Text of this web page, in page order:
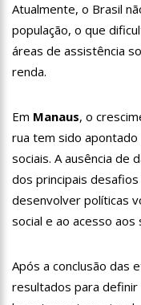
contra a
13:57 Moradores
Enem só em
11:07 Ucrânia
15:24 Wilson Lima
em 11
17:01
Veja agora a
dos
Atualmente, o Brasil
população, o que
áreas de assistência
renda.
Em Manaus, o
rua tem sido
sociais. A ausência de
dos principais
desenvolver políticas
social e ao acesso aos
Após a conclusão das
resultados para